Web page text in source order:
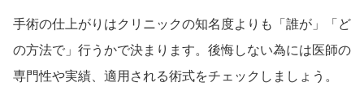
手術の仕上がりはクリニックの知名度よりも「誰が」「ど
の方法で」行うかで決まります。後悔しない為には医師の
専門性や実績、適用される術式をチェックしましょう。